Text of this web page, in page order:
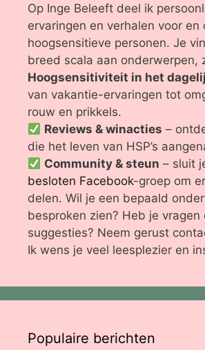
Op Inge Beleeft deel ik
ervaringen en verhalen voor en
hoogsensitieve personen. Je
breed scala aan onderwerpen,
Hoogsensitiviteit in het
van vakantie-ervaringen tot
rouw en prikkels.
Reviews & winacties –
die het leven van HSP’s
Community & steun – sluit
besloten Facebook-groep om
delen. Wil je een bepaald
besproken zien? Heb je vragen
suggesties? Neem gerust
Ik wens je veel leesplezier en
Populaire berichten